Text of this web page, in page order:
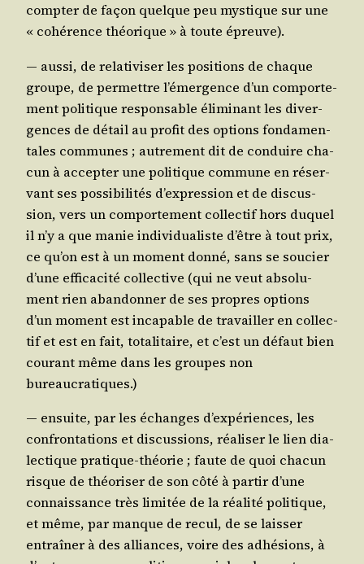
comp­ter de façon quelque peu mys­tique sur une
« cohé­rence théo­rique » à toute épreuve).
― aus­si, de rela­ti­vi­ser les posi­tions de chaque
groupe, de per­mettre l’é­mer­gence d’un com­por­te­
ment poli­tique res­pon­sable éli­mi­nant les diver­
gences de détail au pro­fit des options fon­da­men­
tales com­munes ; autre­ment dit de conduire cha­
cun à accep­ter une poli­tique com­mune en réser­
vant ses pos­si­bi­li­tés d’ex­pres­sion et de dis­cus­
sion, vers un com­por­te­ment col­lec­tif hors duquel
il n’y a que manie indi­vi­dua­liste d’être à tout prix,
ce qu’on est à un moment don­né, sans se sou­cier
d’une effi­ca­ci­té col­lec­tive (qui ne veut abso­lu­
ment rien aban­don­ner de ses propres options
d’un moment est inca­pable de tra­vailler en col­lec­
tif et est en fait, tota­li­taire, et c’est un défaut bien
cou­rant même dans les groupes non
bureaucratiques.)
― ensuite, par les échanges d’ex­pé­riences, les
confron­ta­tions et dis­cus­sions, réa­li­ser le lien dia­
lec­tique pra­tique-théo­rie ; faute de quoi cha­cun
risque de théo­ri­ser de son côté à par­tir d’une
connais­sance très limi­tée de la réa­li­té poli­tique,
et même, par manque de recul, de se lais­ser
entraî­ner à des alliances, voire des adhé­sions, à